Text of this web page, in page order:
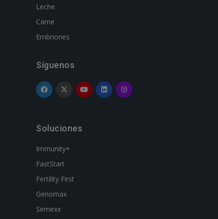
Leche
Carne
Embriones
Síguenos
Soluciones
Immunity+
FastStart
Fertility First
Genomax
Semexx